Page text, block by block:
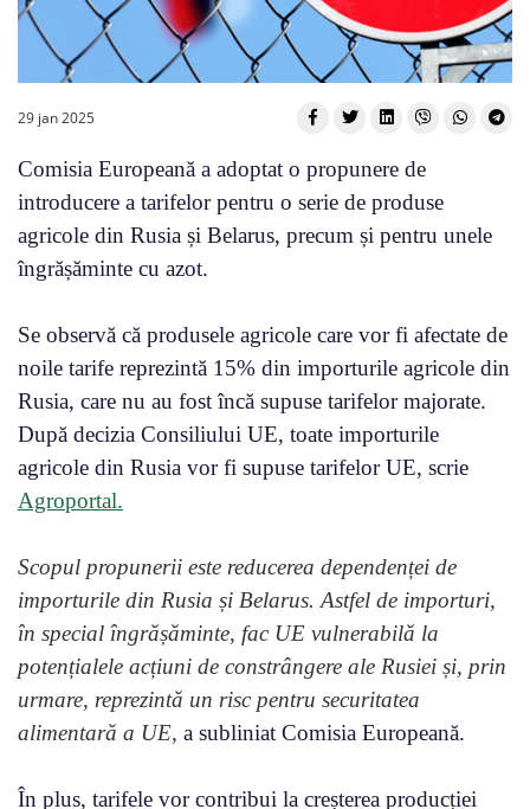
29 jan 2025
Comisia Europeană a adoptat o propunere de
introducere a tarifelor pentru o serie de produse
agricole din Rusia și Belarus, precum și pentru unele
îngrășăminte cu azot.
Se observă că produsele agricole care vor fi afectate de
noile tarife reprezintă 15% din importurile agricole din
Rusia, care nu au fost încă supuse tarifelor majorate.
După decizia Consiliului UE, toate importurile
agricole din Rusia vor fi supuse tarifelor UE, scrie
Agroportal.
Scopul propunerii este reducerea dependenței de
importurile din Rusia și Belarus. Astfel de importuri,
în special îngrășăminte, fac UE vulnerabilă la
potențialele acțiuni de constrângere ale Rusiei și, prin
urmare, reprezintă un risc pentru securitatea
alimentară a UE, a subliniat Comisia Europeană.
În plus, tarifele vor contribui la creșterea producției